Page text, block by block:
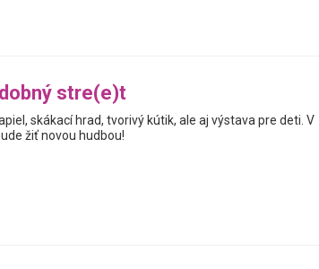
stre(e)t
skákací hrad, tvorivý kútik, ale aj výstava pre deti. V
žiť novou hudbou!